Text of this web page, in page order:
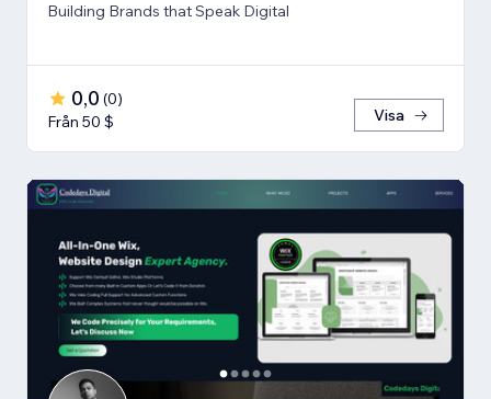
Building Brands that Speak Digital
0,0 (0)
Från 50 $
Visa